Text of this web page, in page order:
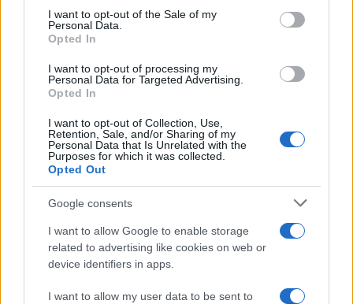
consent section.
I want to opt-out of the Sale of my
Personal Data.
Opted In
I want to opt-out of processing my
Personal Data for Targeted Advertising.
Opted In
I want to opt-out of Collection, Use,
Retention, Sale, and/or Sharing of my
Personal Data that Is Unrelated with the
Purposes for which it was collected.
Opted Out
Google consents
I want to allow Google to enable storage
related to advertising like cookies on web or
device identifiers in apps.
I want to allow my user data to be sent to
Prezzo Vongole
Raffaele Bigi Vongole Olbia
Notizie in tempo reale?
Entra nel canale telegram di
i tuoi video e le tue foto
Su WhatsApp al numero +39
345 356 7512